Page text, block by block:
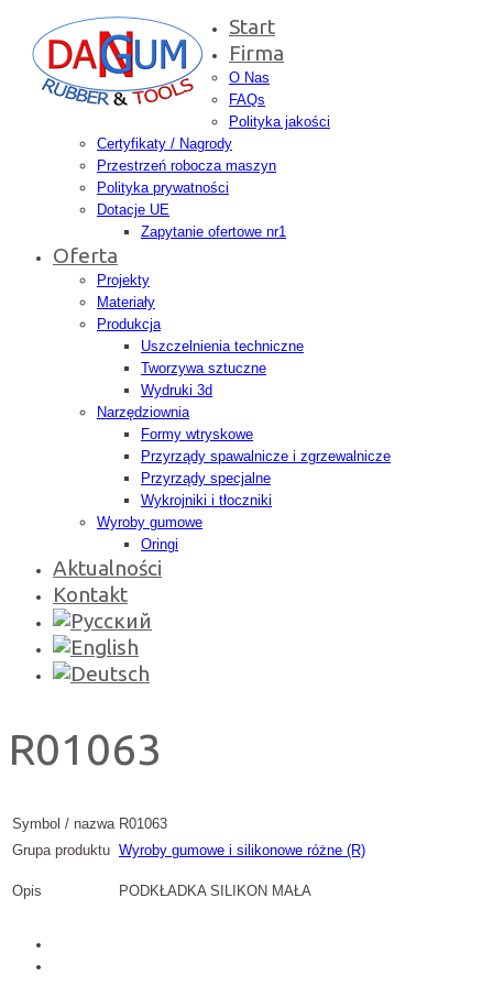
Start
Firma
O Nas
FAQs
Polityka jakości
Certyfikaty / Nagrody
Przestrzeń robocza maszyn
Polityka prywatności
Dotacje UE
Zapytanie ofertowe nr1
Oferta
Projekty
Materiały
Produkcja
Uszczelnienia techniczne
Tworzywa sztuczne
Wydruki 3d
Narzędziownia
Formy wtryskowe
Przyrządy spawalnicze i zgrzewalnicze
Przyrządy specjalne
Wykrojniki i tłoczniki
Wyroby gumowe
Oringi
Aktualności
Kontakt
R01063
Symbol / nazwa R01063
Grupa produktu Wyroby gumowe i silikonowe różne (R)
Opis PODKŁADKA SILIKON MAŁA